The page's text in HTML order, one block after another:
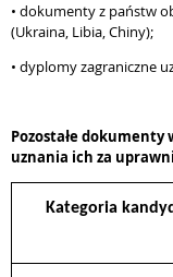
• dokumenty z państw
(Ukraina, Libia, Chiny);
• dyplomy zagraniczne
Pozostałe
uznania ich za
Kategoria